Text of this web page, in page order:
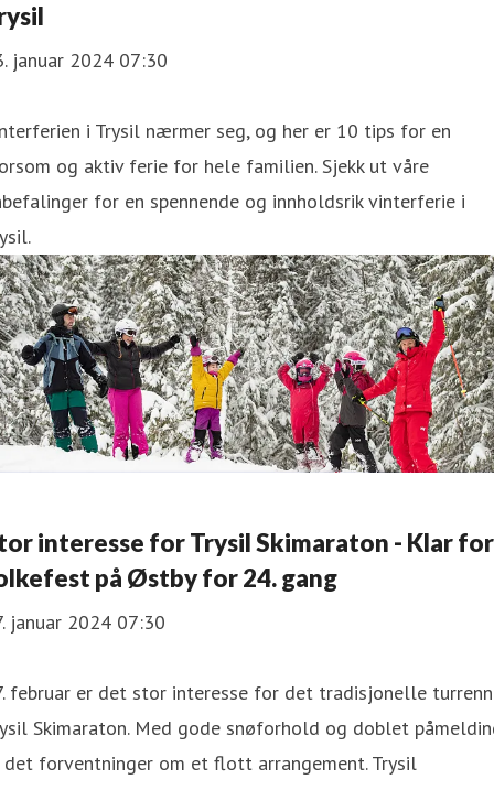
januar 2024 07:30
i Trysil nærmer seg, og her er 10 tips for en
og aktiv ferie for hele familien. Sjekk ut våre
for en spennende og innholdsrik vinterferie i
interesse for Trysil Skimaraton - Klar for
på Østby for 24. gang
januar 2024 07:30
februar er det stor interesse for det tradisjonelle
Skimaraton. Med gode snøforhold og doblet
det forventninger om et flott arrangement. Trysil